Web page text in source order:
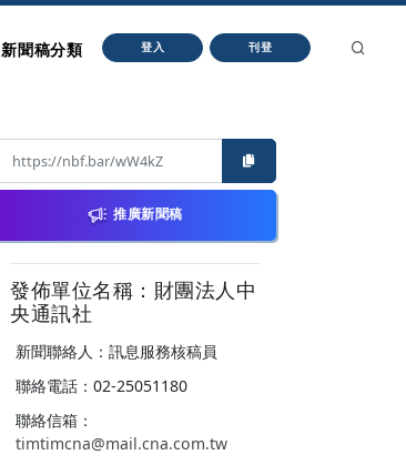
新聞稿分類 登入 刊登
推廣新聞稿
發佈單位名稱：財團法人中
央通訊社
新聞聯絡人：訊息服務核稿員
聯絡電話：02-25051180
聯絡信箱：
timtimcna@mail.cna.com.tw